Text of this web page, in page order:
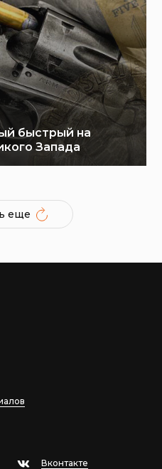
быстрый на
Запада
еще
Вконтакте